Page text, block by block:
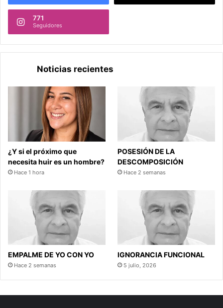
771
Seguidores
Noticias recientes
¿Y si el próximo que
necesita huir es un hombre?
Hace 1 hora
POSESIÓN DE LA
DESCOMPOSICIÓN
Hace 2 semanas
EMPALME DE YO CON YO
Hace 2 semanas
IGNORANCIA FUNCIONAL
5 julio, 2026